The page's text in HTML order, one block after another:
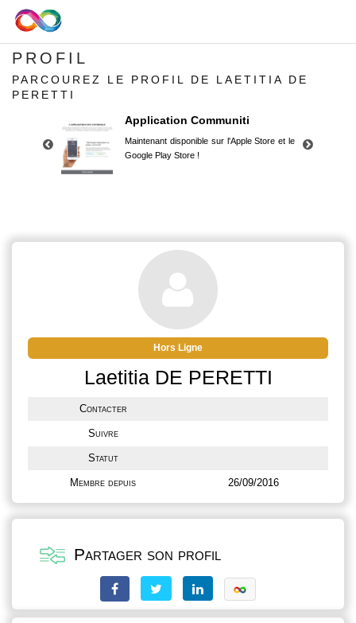
PROFIL
PARCOUREZ LE PROFIL DE LAETITIA DE
PERETTI
Application Communiti
Maintenant disponible sur l'Apple Store et le
Google Play Store !
Google Play Store !
Hors Ligne
Laetitia DE PERETTI
Contacter
Suivre
Statut
Membre depuis 26/09/2016
Partager son profil